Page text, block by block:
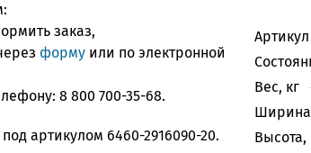
заказ,
форму или по электронной
8 800 700-35-68.
артикулом 6460-2916090-20.
Вес, кг
Высота,